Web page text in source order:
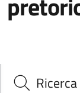
Ricerca